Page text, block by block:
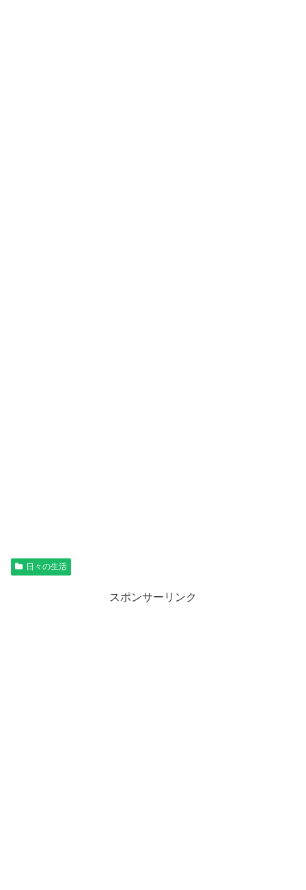
日々の生活
スポンサーリンク